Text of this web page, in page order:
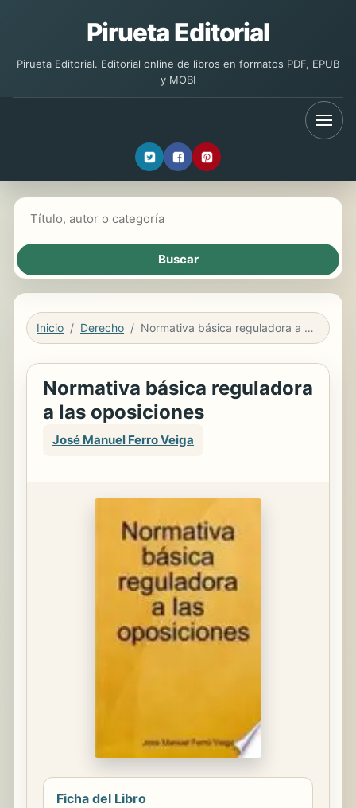
Pirueta Editorial
Pirueta Editorial. Editorial online de libros en formatos PDF, EPUB
y MOBI
Inicio Derecho Normativa básica reguladora a las oposiciones
Normativa básica reguladora
a las oposiciones
José Manuel Ferro Veiga
Ficha del Libro